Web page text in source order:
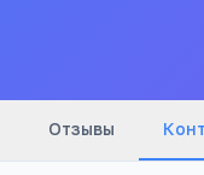
Отзывы